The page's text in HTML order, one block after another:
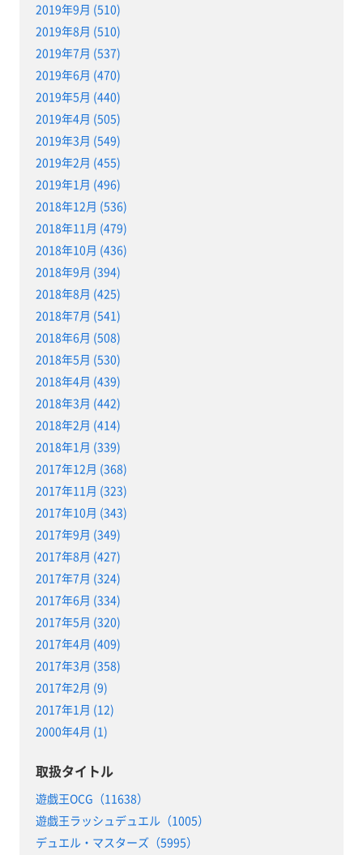
2019年9月 (510)
2019年8月 (510)
2019年7月 (537)
2019年6月 (470)
2019年5月 (440)
2019年4月 (505)
2019年3月 (549)
2019年2月 (455)
2019年1月 (496)
2018年12月 (536)
2018年11月 (479)
2018年10月 (436)
2018年9月 (394)
2018年8月 (425)
2018年7月 (541)
2018年6月 (508)
2018年5月 (530)
2018年4月 (439)
2018年3月 (442)
2018年2月 (414)
2018年1月 (339)
2017年12月 (368)
2017年11月 (323)
2017年10月 (343)
2017年9月 (349)
2017年8月 (427)
2017年7月 (324)
2017年6月 (334)
2017年5月 (320)
2017年4月 (409)
2017年3月 (358)
2017年2月 (9)
2017年1月 (12)
2000年4月 (1)
取扱タイトル
遊戯王OCG（11638）
遊戯王ラッシュデュエル（1005）
デュエル・マスターズ（5995）